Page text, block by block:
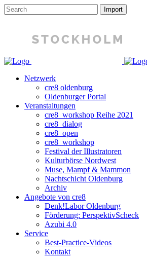
Netzwerk
cre8 oldenburg
Oldenburger Portal
Veranstaltungen
cre8_workshop Reihe 2021
cre8_dialog
cre8_open
cre8_workshop
Festival der Illustratoren
Kulturbörse Nordwest
Muse, Mampf & Mammon
Nachtschicht Oldenburg
Archiv
Angebote von cre8
Denk!Labor Oldenburg
Förderung: PerspektivScheck
Azubi 4.0
Service
Best-Practice-Videos
Kontakt